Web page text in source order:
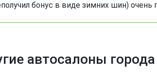
бонус в виде зимних шин)
автосалоны